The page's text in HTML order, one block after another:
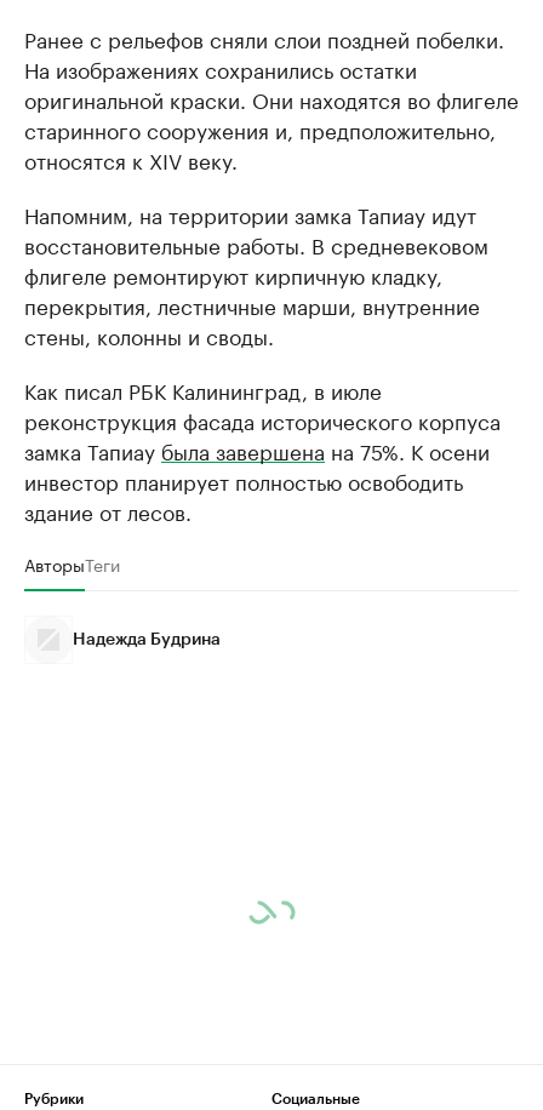
Ранее с рельефов сняли слои поздней побелки.
На изображениях сохранились остатки
оригинальной краски. Они находятся во флигеле
старинного сооружения и, предположительно,
относятся к XIV веку.
Напомним, на территории замка Тапиау идут
восстановительные работы. В средневековом
флигеле ремонтируют кирпичную кладку,
перекрытия, лестничные марши, внутренние
стены, колонны и своды.
Как писал РБК Калининград, в июле
реконструкция фасада исторического корпуса
замка Тапиау была завершена на 75%. К осени
инвестор планирует полностью освободить
здание от лесов.
АвторыТеги
Надежда Будрина
Рубрики
Социальные